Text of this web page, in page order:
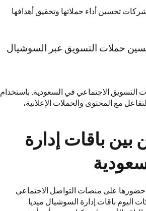
تحسين أداء حملاتها وتحقيق أهدافها
حملات التسويق عبر السوشيال
التسويق الاجتماعي في السعودية. باستخدام
مع المحتوى والحملات الإعلانية،
بين باقات إدارة
حضورها على منصات التواصل الاجتماعي
اليوم باقات إدارة السوشيال ميديا